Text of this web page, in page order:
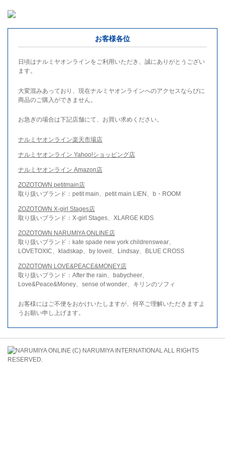
お客様各位
日頃はナルミヤオンラインをご利用いただき、誠にありがとうござい
ます。
大変混みあっており、現在ナルミヤオンラインへのアクセスならびに
商品のご購入ができません。
お急ぎの場合は下記店舗にて、お買い求めください。
ナルミヤオンライン楽天市場店
ナルミヤオンライン Yahoo!ショッピング店
ナルミヤオンライン Amazon店
ZOZOTOWN petitmain店
取り扱いブランド：petit main、petit main LIEN、b・ROOM
ZOZOTOWN X-girl Stages店
取り扱いブランド：X-girl Stages、XLARGE KIDS
ZOZOTOWN NARUMIYA ONLINE店
取り扱いブランド：kate spade new york childrenswear、
LOVETOXIC、kladskap、by loveit、Lindsay、BLUE CROSS
ZOZOTOWN LOVE&PEACE&MONEY店
取り扱いブランド：After the rain、babycheer、
Love&Peace&Money、sense of wonder、キリンのソフィ
お客様にはご不便をおかけいたしますが、何卒ご理解いただきますよ
うお願い申し上げます。